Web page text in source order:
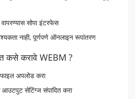
वापरण्यास सोपा इंटरफेस
नाही, पूर्णपणे ऑनलाइन रूपांतरण
कसे करावे WEBM ?
अपलोड करा
सेटिंग्ज संपादित करा